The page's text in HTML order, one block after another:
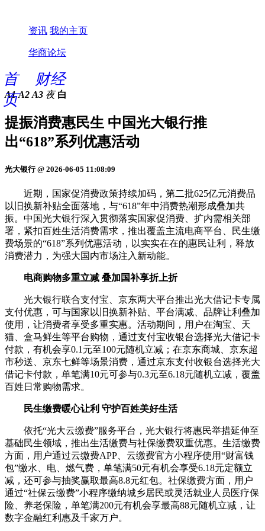
资讯 我的主页
华商论坛
首
页
财经
A1 A2 A3 夜 白
提振消费惠民生 中国光大银行推
出“618”系列优惠活动
光大银行 @ 2026-06-05 11:08:09
近期，国家促消费政策持续加码，第二批625亿元消费品
以旧换新补贴全面落地，与“618”年中消费热潮形成叠加共
振。中国光大银行深入贯彻落实国家促消费、扩内需相关部
署，紧扣百姓生活消费需求，推出覆盖主流电商平台、民生缴
费场景的“618”系列优惠活动，以实实在在的惠民让利，释放
消费潜力，为强大国内市场注入新动能。
电商购物多重立减 叠加国补享折上折
光大银行联合支付宝、京东两大平台推出光大借记卡专属
支付优惠，可与国家以旧换新补贴、平台满减、品牌让利叠加
使用，让消费者享受多重实惠。活动期间，用户在淘宝、天
猫、盒马鲜生等平台购物，通过支付宝收银台选择光大借记卡
付款，有机会享0.1元至100元随机立减；在京东商城、京东超
市秒送、京东七鲜等场景消费，通过京东支付收银台选择光大
借记卡付款，单笔满10元可参与0.3元至6.18元随机立减，覆盖
百姓日常购物需求。
民生缴费暖心让利 守护百姓美好生活
依托“光大云缴费”服务平台，光大银行将惠民举措延伸至
基础民生领域，推出生活缴费与社保缴费双重优惠。生活缴费
方面，用户通过云缴费APP、云缴费官方小程序使用“财富钱
包”缴水、电、燃气费，单笔满50元有机会享受6.18元定额立
减，还可参与抽奖赢取最高8.8元红包。社保缴费方面，用户
通过“社保云缴费”小程序缴纳城乡居民或灵活就业人员医疗保
险、养老保险，单笔满200元有机会享最高88元随机立减，让
数字金融红利惠及千家万户。